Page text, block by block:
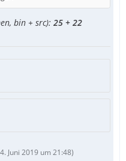
bin + src): 25 + 22
Juni 2019 um 21:48)